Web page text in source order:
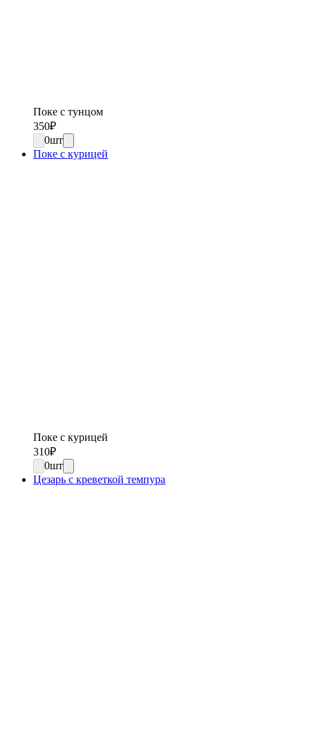
Поке с тунцом
350₽
0шт
Поке с курицей
Поке с курицей
310₽
0шт
Цезарь с креветкой темпура